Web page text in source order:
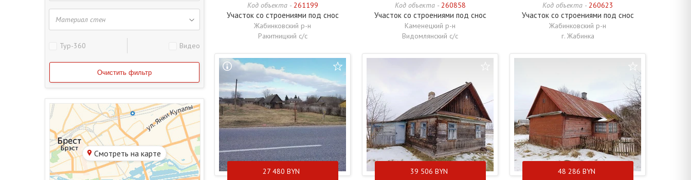
Тур-360 Видео
Смотреть на карте
Код объекта - 261199
Участок со строениями под снос
Жабинковский р-н
Ракитницкий с/с
Код объекта - 260858
Участок со строениями под снос
Каменецкий р-н
Видомлянский с/с
Код объекта - 260623
Участок со строениями под снос
Жабинковский р-н
г. Жабинка
27 480 BYN 39 506 BYN 48 286 BYN